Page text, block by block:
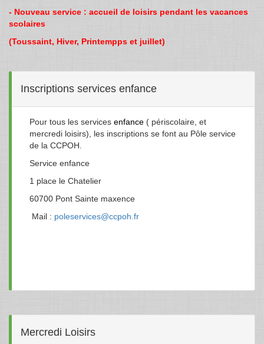
- Nouveau service : accueil de loisirs pendant les vacances
scolaires
(Toussaint, Hiver, Printempps et juillet)
Inscriptions services enfance
Pour tous les services enfance ( périscolaire, et
mercredi loisirs), les inscriptions se font au Pôle service
de la CCPOH.
Service enfance
1 place le Chatelier
60700 Pont Sainte maxence
Mail : poleservices@ccpoh.fr
Mercredi Loisirs